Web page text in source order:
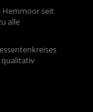
Hemmoor seit
alle
qualitativ